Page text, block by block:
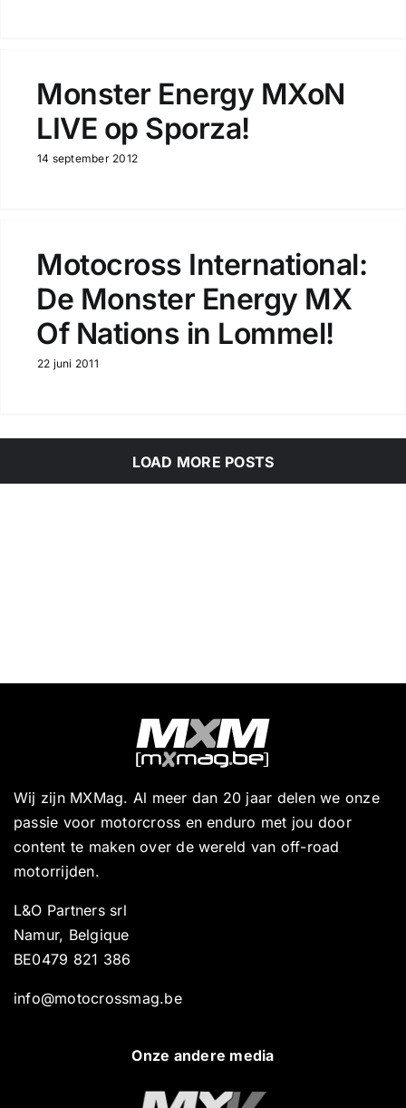
Monster Energy MXoN
LIVE op Sporza!
14 september 2012
Motocross International:
De Monster Energy MX
Of Nations in Lommel!
22 juni 2011
LOAD MORE POSTS
Wij zijn MXMag. Al meer dan 20 jaar delen we onze
passie voor motorcross en enduro met jou door
content te maken over de wereld van off-road
motorrijden.
L&O Partners srl
Namur, Belgique
BE0479 821 386
info@motocrossmag.be
Onze andere media